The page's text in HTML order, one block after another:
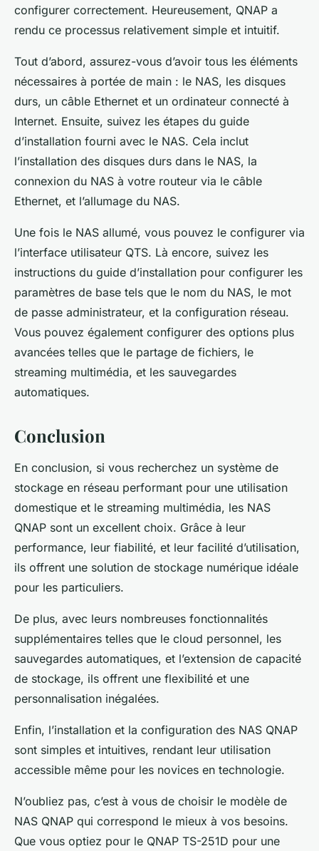
configurer correctement. Heureusement, QNAP a
rendu ce processus relativement simple et intuitif.
Tout d’abord, assurez-vous d’avoir tous les éléments
nécessaires à portée de main : le NAS, les disques
durs, un câble Ethernet et un ordinateur connecté à
Internet. Ensuite, suivez les étapes du guide
d’installation fourni avec le NAS. Cela inclut
l’installation des disques durs dans le NAS, la
connexion du NAS à votre routeur via le câble
Ethernet, et l’allumage du NAS.
Une fois le NAS allumé, vous pouvez le configurer via
l’interface utilisateur QTS. Là encore, suivez les
instructions du guide d’installation pour configurer les
paramètres de base tels que le nom du NAS, le mot
de passe administrateur, et la configuration réseau.
Vous pouvez également configurer des options plus
avancées telles que le partage de fichiers, le
streaming multimédia, et les sauvegardes
automatiques.
Conclusion
En conclusion, si vous recherchez un système de
stockage en réseau performant pour une utilisation
domestique et le streaming multimédia, les NAS
QNAP sont un excellent choix. Grâce à leur
performance, leur fiabilité, et leur facilité d’utilisation,
ils offrent une solution de stockage numérique idéale
pour les particuliers.
De plus, avec leurs nombreuses fonctionnalités
supplémentaires telles que le cloud personnel, les
sauvegardes automatiques, et l’extension de capacité
de stockage, ils offrent une flexibilité et une
personnalisation inégalées.
Enfin, l’installation et la configuration des NAS QNAP
sont simples et intuitives, rendant leur utilisation
accessible même pour les novices en technologie.
N’oubliez pas, c’est à vous de choisir le modèle de
NAS QNAP qui correspond le mieux à vos besoins.
Que vous optiez pour le QNAP TS-251D pour une